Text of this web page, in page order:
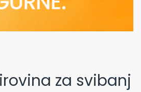
za svibanj